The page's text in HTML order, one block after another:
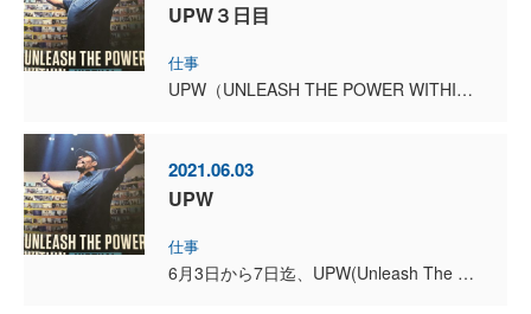
UPW３日目
仕事
UPW（UNLEASH THE POWER WITHIN )、最強の自己啓発セミナー3日目が終了しました。 今6月6日AM9時15分です。 昨日のPM5時30分にスタートして、途中...
2021.06.03
UPW
仕事
6月3日から7日迄、UPW(Unleash The Power Within Official Europe June 2021) に参加します。 世界的指導者のメンター、アンソニ...